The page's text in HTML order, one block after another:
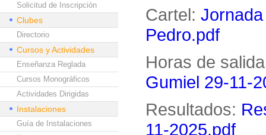
Solicitud de Inscripción
Clubes
Directorio
Cursos y Actividades
Enseñanza Reglada
Cursos Monográficos
Actividades Dirigidas
Instalaciones
Guía de Instalaciones
Cartel:
Pedro.pdf
Horas de
Gumiel 29-11-
Resultados:
11-2025.pdf